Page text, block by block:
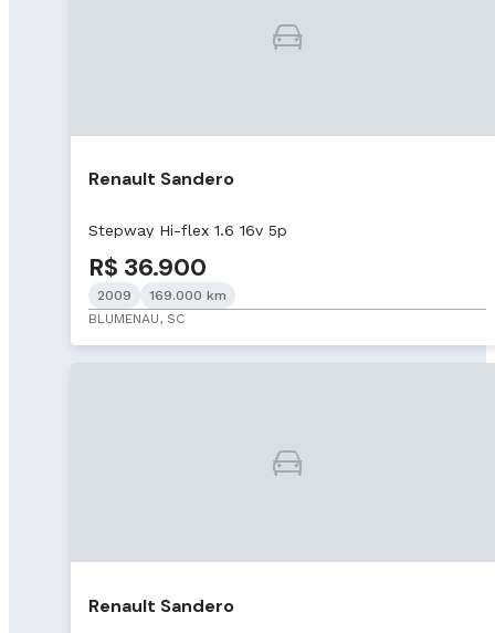
Renault Sandero
Stepway Hi-flex 1.6 16v 5p
R$ 36.900
2009
169.000 km
BLUMENAU, SC
Renault Sandero